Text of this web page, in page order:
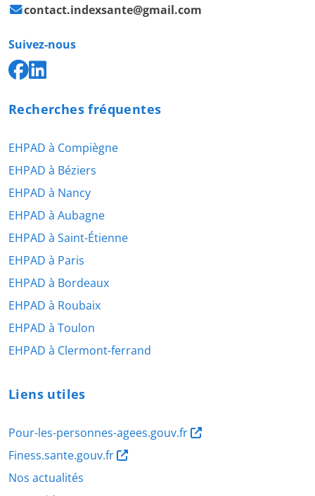
contact.indexsante@gmail.com
Suivez-nous
Recherches fréquentes
EHPAD à Compiègne
EHPAD à Béziers
EHPAD à Nancy
EHPAD à Aubagne
EHPAD à Saint-Étienne
EHPAD à Paris
EHPAD à Bordeaux
EHPAD à Roubaix
EHPAD à Toulon
EHPAD à Clermont-ferrand
Liens utiles
Pour-les-personnes-agees.gouv.fr
Finess.sante.gouv.fr
Nos actualités